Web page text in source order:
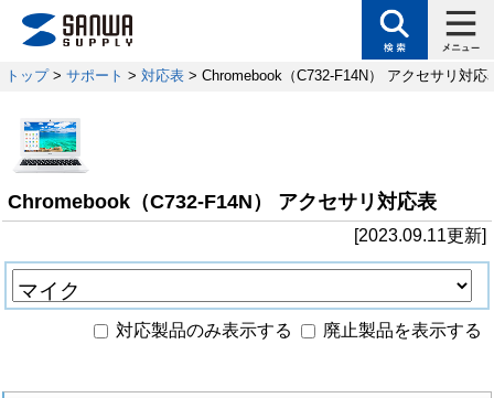
トップ> サポート > 対応表 > Chromebook（C732-F14N） アクセサリ対応
Chromebook（C732-F14N） アクセサリ対応表
[2023.09.11更新]
対応製品のみ表示する 廃止製品を表示する